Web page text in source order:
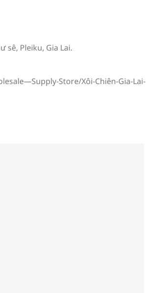
sê, Pleiku, Gia Lai.
Store/Xôi-Chiên-Gia-Lai-